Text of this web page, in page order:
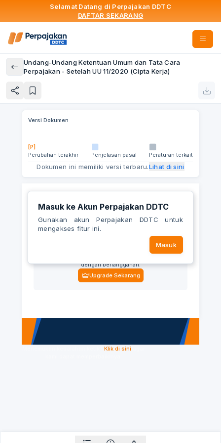
Selamat Datang di Perpajakan DDTC
DAFTAR SEKARANG
Undang-Undang Ketentuan Umum dan Tata Cara
Perpajakan - Setelah UU 11/2020 (Cipta Kerja)
Versi Dokumen
[P]
Perubahan terakhir
Penjelasan pasal Peraturan terkait
Dokumen ini memiliki versi terbaru.Lihat di sini
dengan berlangganan.
Upgrade Sekarang
Masuk ke Akun Perpajakan DDTC
Gunakan akun Perpajakan DDTC untuk
mengakses fitur ini.
Masuk
Klik di sini